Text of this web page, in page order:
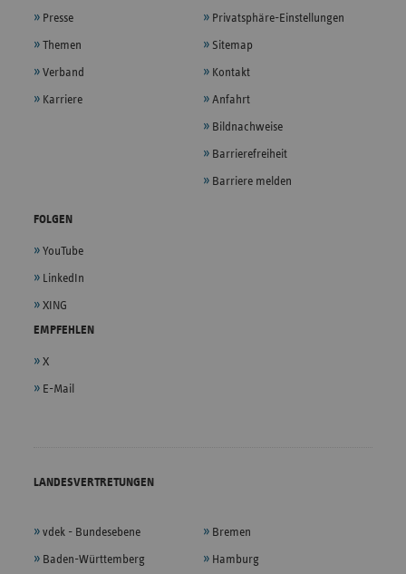
Presse
Themen
Verband
Karriere
Privatsphäre-Einstellungen
Sitemap
Kontakt
Anfahrt
Bildnachweise
Barrierefreiheit
Barriere melden
FOLGEN
YouTube
LinkedIn
XING
EMPFEHLEN
X
E-Mail
LANDESVERTRETUNGEN
vdek - Bundesebene
Baden-Württemberg
Bremen
Hamburg